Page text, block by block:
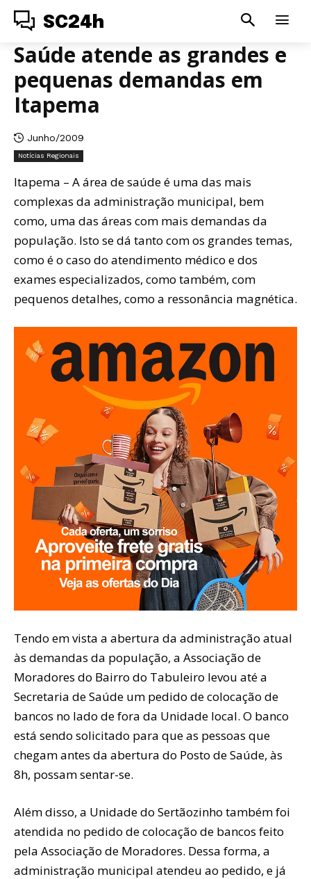
SC24h
Saúde atende as grandes e
pequenas demandas em
Itapema
Junho/2009
Notícias Regionais
Itapema – A área de saúde é uma das mais
complexas da administração municipal, bem
como, uma das áreas com mais demandas da
população. Isto se dá tanto com os grandes temas,
como é o caso do atendimento médico e dos
exames especializados, como também, com
pequenos detalhes, como a ressonância magnética.
Tendo em vista a abertura da administração atual
às demandas da população, a Associação de
Moradores do Bairro do Tabuleiro levou até a
Secretaria de Saúde um pedido de colocação de
bancos no lado de fora da Unidade local. O banco
está sendo solicitado para que as pessoas que
chegam antes da abertura do Posto de Saúde, às
8h, possam sentar-se.
Além disso, a Unidade do Sertãozinho também foi
atendida no pedido de colocação de bancos feito
pela Associação de Moradores. Dessa forma, a
administração municipal atendeu ao pedido, e já